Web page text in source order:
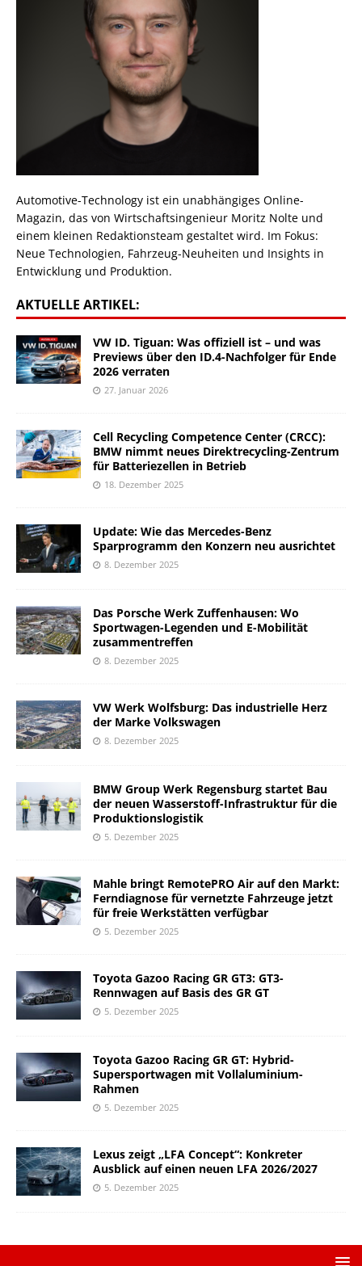
Automotive-Technology ist ein unabhängiges Online-
Magazin, das von Wirtschaftsingenieur Moritz Nolte und
einem kleinen Redaktionsteam gestaltet wird. Im Fokus:
Neue Technologien, Fahrzeug-Neuheiten und Insights in
Entwicklung und Produktion.
AKTUELLE ARTIKEL:
VW ID. Tiguan: Was offiziell ist – und was
Previews über den ID.4-Nachfolger für Ende
2026 verraten
27. Januar 2026
Cell Recycling Competence Center (CRCC):
BMW nimmt neues Direktrecycling-Zentrum
für Batteriezellen in Betrieb
18. Dezember 2025
Update: Wie das Mercedes-Benz
Sparprogramm den Konzern neu ausrichtet
8. Dezember 2025
Das Porsche Werk Zuffenhausen: Wo
Sportwagen-Legenden und E-Mobilität
zusammentreffen
8. Dezember 2025
VW Werk Wolfsburg: Das industrielle Herz
der Marke Volkswagen
8. Dezember 2025
BMW Group Werk Regensburg startet Bau
der neuen Wasserstoff-Infrastruktur für die
Produktionslogistik
5. Dezember 2025
Mahle bringt RemotePRO Air auf den Markt:
Ferndiagnose für vernetzte Fahrzeuge jetzt
für freie Werkstätten verfügbar
5. Dezember 2025
Toyota Gazoo Racing GR GT3: GT3-
Rennwagen auf Basis des GR GT
5. Dezember 2025
Toyota Gazoo Racing GR GT: Hybrid-
Supersportwagen mit Vollaluminium-
Rahmen
5. Dezember 2025
Lexus zeigt „LFA Concept“: Konkreter
Ausblick auf einen neuen LFA 2026/2027
5. Dezember 2025